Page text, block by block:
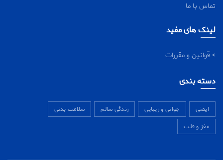
تماس با ما
لینک های مفید
> قوانین و مقررات
دسته بندی
ایمنی جوانی و زیبایی زندگی سالم
سلامت بدنی
مغز و قلب